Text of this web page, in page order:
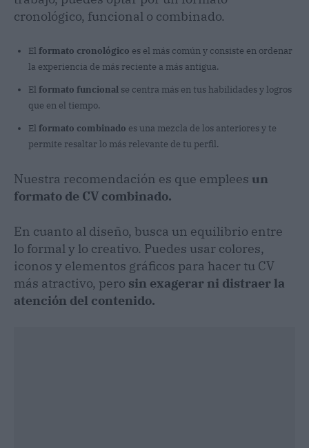
cronológico, funcional o combinado.
El formato cronológico es el más común y consiste en ordenar
la experiencia de más reciente a más antigua.
El formato funcional se centra más en tus habilidades y logros
que en el tiempo.
El formato combinado es una mezcla de los anteriores y te
permite resaltar lo más relevante de tu perfil.
Nuestra recomendación es que emplees un
formato de CV combinado.
En cuanto al diseño, busca un equilibrio entre
lo formal y lo creativo. Puedes usar colores,
iconos y elementos gráficos para hacer tu CV
más atractivo, pero sin exagerar ni distraer la
atención del contenido.